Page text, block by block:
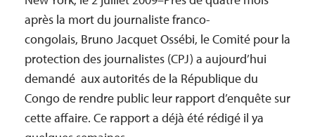
après la mort du journaliste franco-
congolais, Bruno Jacquet Ossébi, le Comité pour la
protection des journalistes (CPJ) a aujourd’hui
demandé aux autorités de la République du
Congo de rendre public leur rapport d’enquête sur
cette affaire. Ce rapport a déjà été rédigé il ya